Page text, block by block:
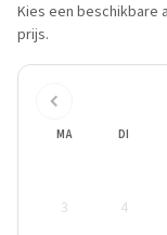
Kies een beschikbare
prijs.
MA DI
3
4